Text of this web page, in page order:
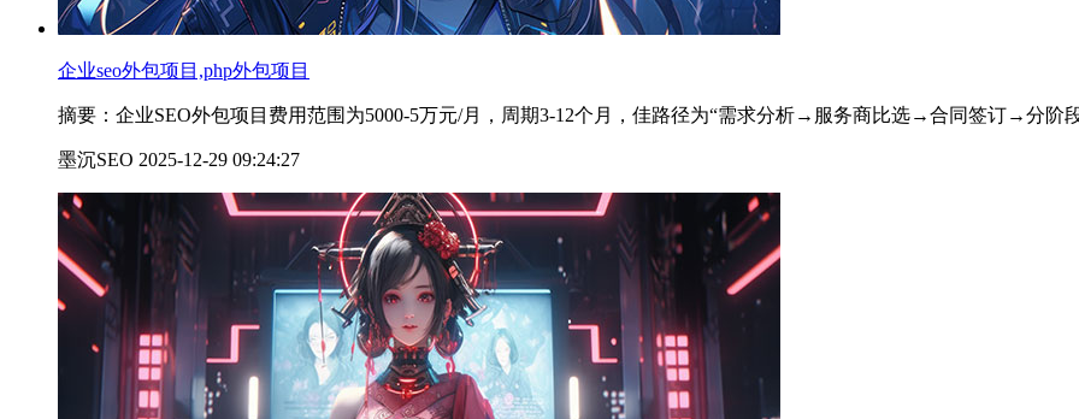
企业seo外包项目,php外包项目
摘要：企业SEO外包项目费用范围为5000-5万元/月，周期3-12个月，佳路径为“需求分析→服务商比选→合同签订→分阶
墨沉SEO 2025-12-29 09:24:27